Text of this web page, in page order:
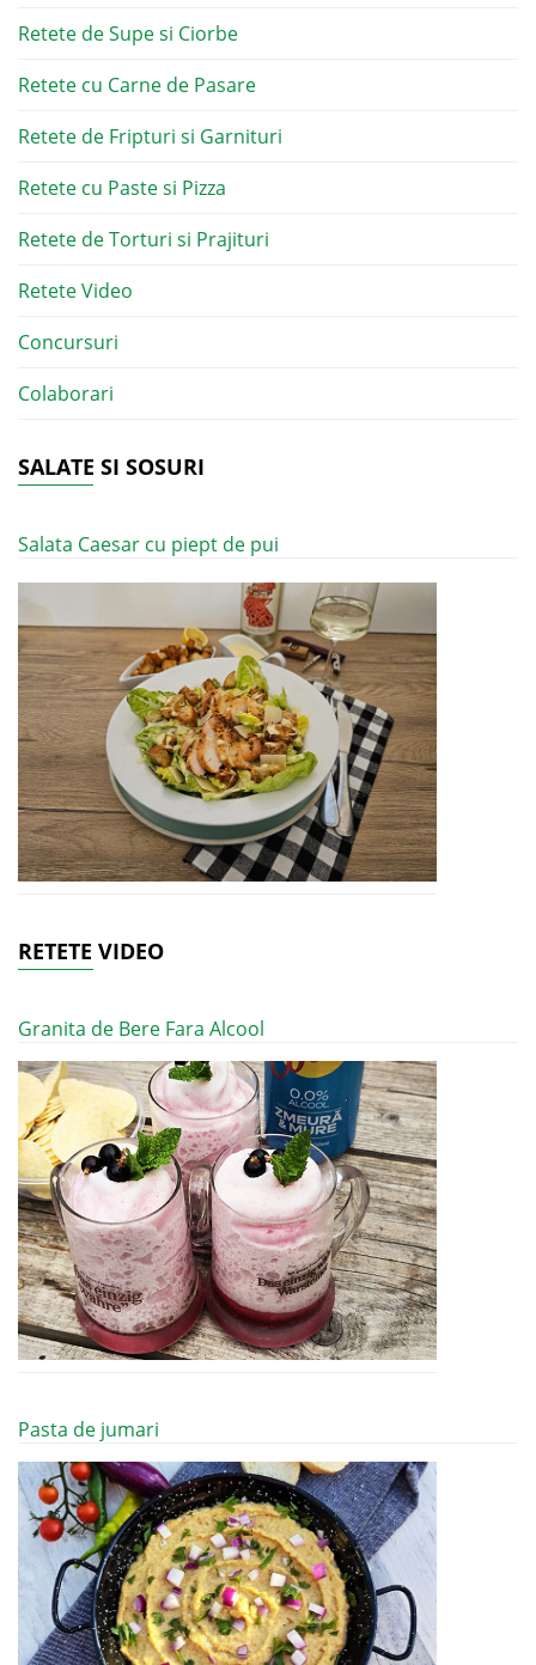
Retete de Supe si Ciorbe
Retete cu Carne de Pasare
Retete de Fripturi si Garnituri
Retete cu Paste si Pizza
Retete de Torturi si Prajituri
Retete Video
Concursuri
Colaborari
SALATE SI SOSURI
Salata Caesar cu piept de pui
RETETE VIDEO
Granita de Bere Fara Alcool
Pasta de jumari